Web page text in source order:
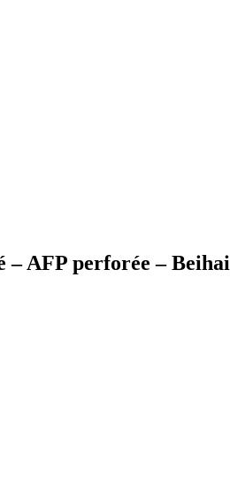
AFP perforée – Beihai